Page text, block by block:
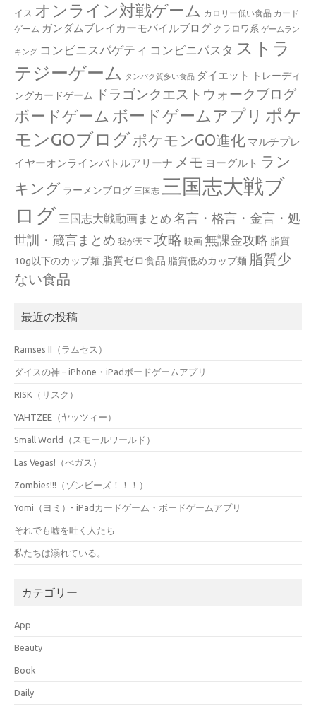
イス オンライン対戦ゲーム カロリー低い食品 カード
ゲーム ガンダムブレイカーモバイルブログ クラロワ系 ゲームラン
キング コンビニスパゲティ コンビニパスタ ストラ
テジーゲーム
タンパク質多い食品 ダイエット
トレーディ
ングカードゲーム
ドラゴンクエストウォークブログ
ボードゲーム ボードゲームアプリ ポケ
モンGOブログ ポケモンGO進化 マルチプレ
イヤーオンラインバトルアリーナ メモ ヨーグルト ラン
キング ラーメンブログ 三国志 三国志大戦ブ
ログ 三国志大戦動画まとめ 名言・格言・金言・処
世訓・箴言まとめ 我が天下 攻略 映画 無課金攻略 脂質
10g以下のカップ麺 脂質ゼロ食品 脂質低めカップ麺 脂質少
ない食品
最近の投稿
Ramses II（ラムセス）
ダイスの神 – iPhone・iPadボードゲームアプリ
RISK（リスク）
YAHTZEE（ヤッツィー）
Small World（スモールワールド）
Las Vegas!（べガス）
Zombies!!!（ゾンビーズ！！！）
Yomi（ヨミ）- iPadカードゲーム・ボードゲームアプリ
それでも嘘を吐く人たち
私たちは溺れている。
カテゴリー
App
Beauty
Book
Daily